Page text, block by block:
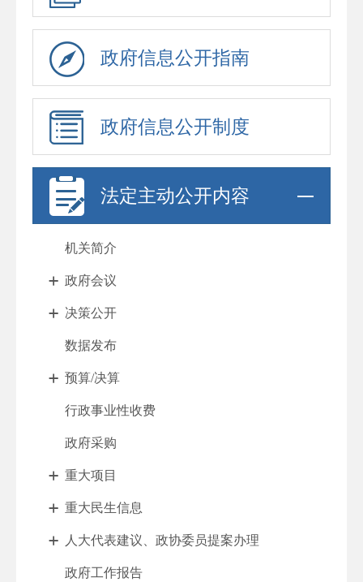
政府信息公开指南
政府信息公开制度
法定主动公开内容
机关简介
政府会议
决策公开
数据发布
预算/决算
行政事业性收费
政府采购
重大项目
重大民生信息
人大代表建议、政协委员提案办理
政府工作报告